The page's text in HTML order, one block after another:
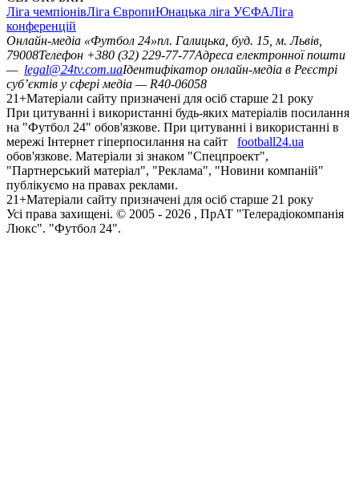
Ліга чемпіонівЛіга ЄвропиЮнацька ліга УЄФАЛіга
конференцій
Онлайн-медіа «Футбол 24»пл. Галицька, буд. 15, м. Львів,
79008Телефон +380 (32) 229-77-77Адреса електронної пошти
— legal@24tv.com.uaІдентифікатор онлайн-медіа в Реєстрі
суб’єктів у сфері медіа — R40-06058
21+Матеріали сайту призначені для осіб старше 21 року
При цитуванні і використанні будь-яких матеріалів посилання
на "Футбол 24" обов'язкове. При цитуванні і використанні в
мережі Інтернет гіперпосилання на сайт
football24.ua
обов'язкове. Матеріали зі знаком "Спецпроект",
"Партнерський матеріал", "Реклама", "Новини компаній"
публікуємо на правах реклами.
21+Матеріали сайту призначені для осіб старше 21 року
Усi права захищенi. © 2005 - 2026 , ПрАТ "Телерадіокомпанія
Люкс". "Футбол 24".